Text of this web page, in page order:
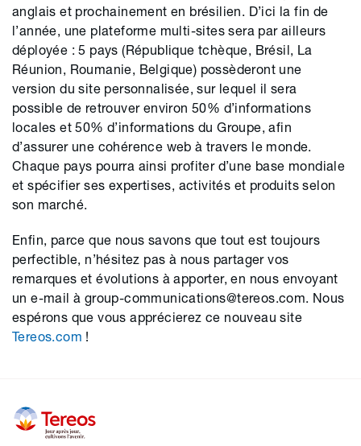
anglais et prochainement en brésilien. D’ici la fin de
l’année, une plateforme multi-sites sera par ailleurs
déployée : 5 pays (République tchèque, Brésil, La
Réunion, Roumanie, Belgique) possèderont une
version du site personnalisée, sur lequel il sera
possible de retrouver environ 50% d’informations
locales et 50% d’informations du Groupe, afin
d’assurer une cohérence web à travers le monde.
Chaque pays pourra ainsi profiter d’une base mondiale
et spécifier ses expertises, activités et produits selon
son marché.
Enfin, parce que nous savons que tout est toujours
perfectible, n’hésitez pas à nous partager vos
remarques et évolutions à apporter, en nous envoyant
un e-mail à group-communications@tereos.com. Nous
espérons que vous apprécierez ce nouveau site
Tereos.com !